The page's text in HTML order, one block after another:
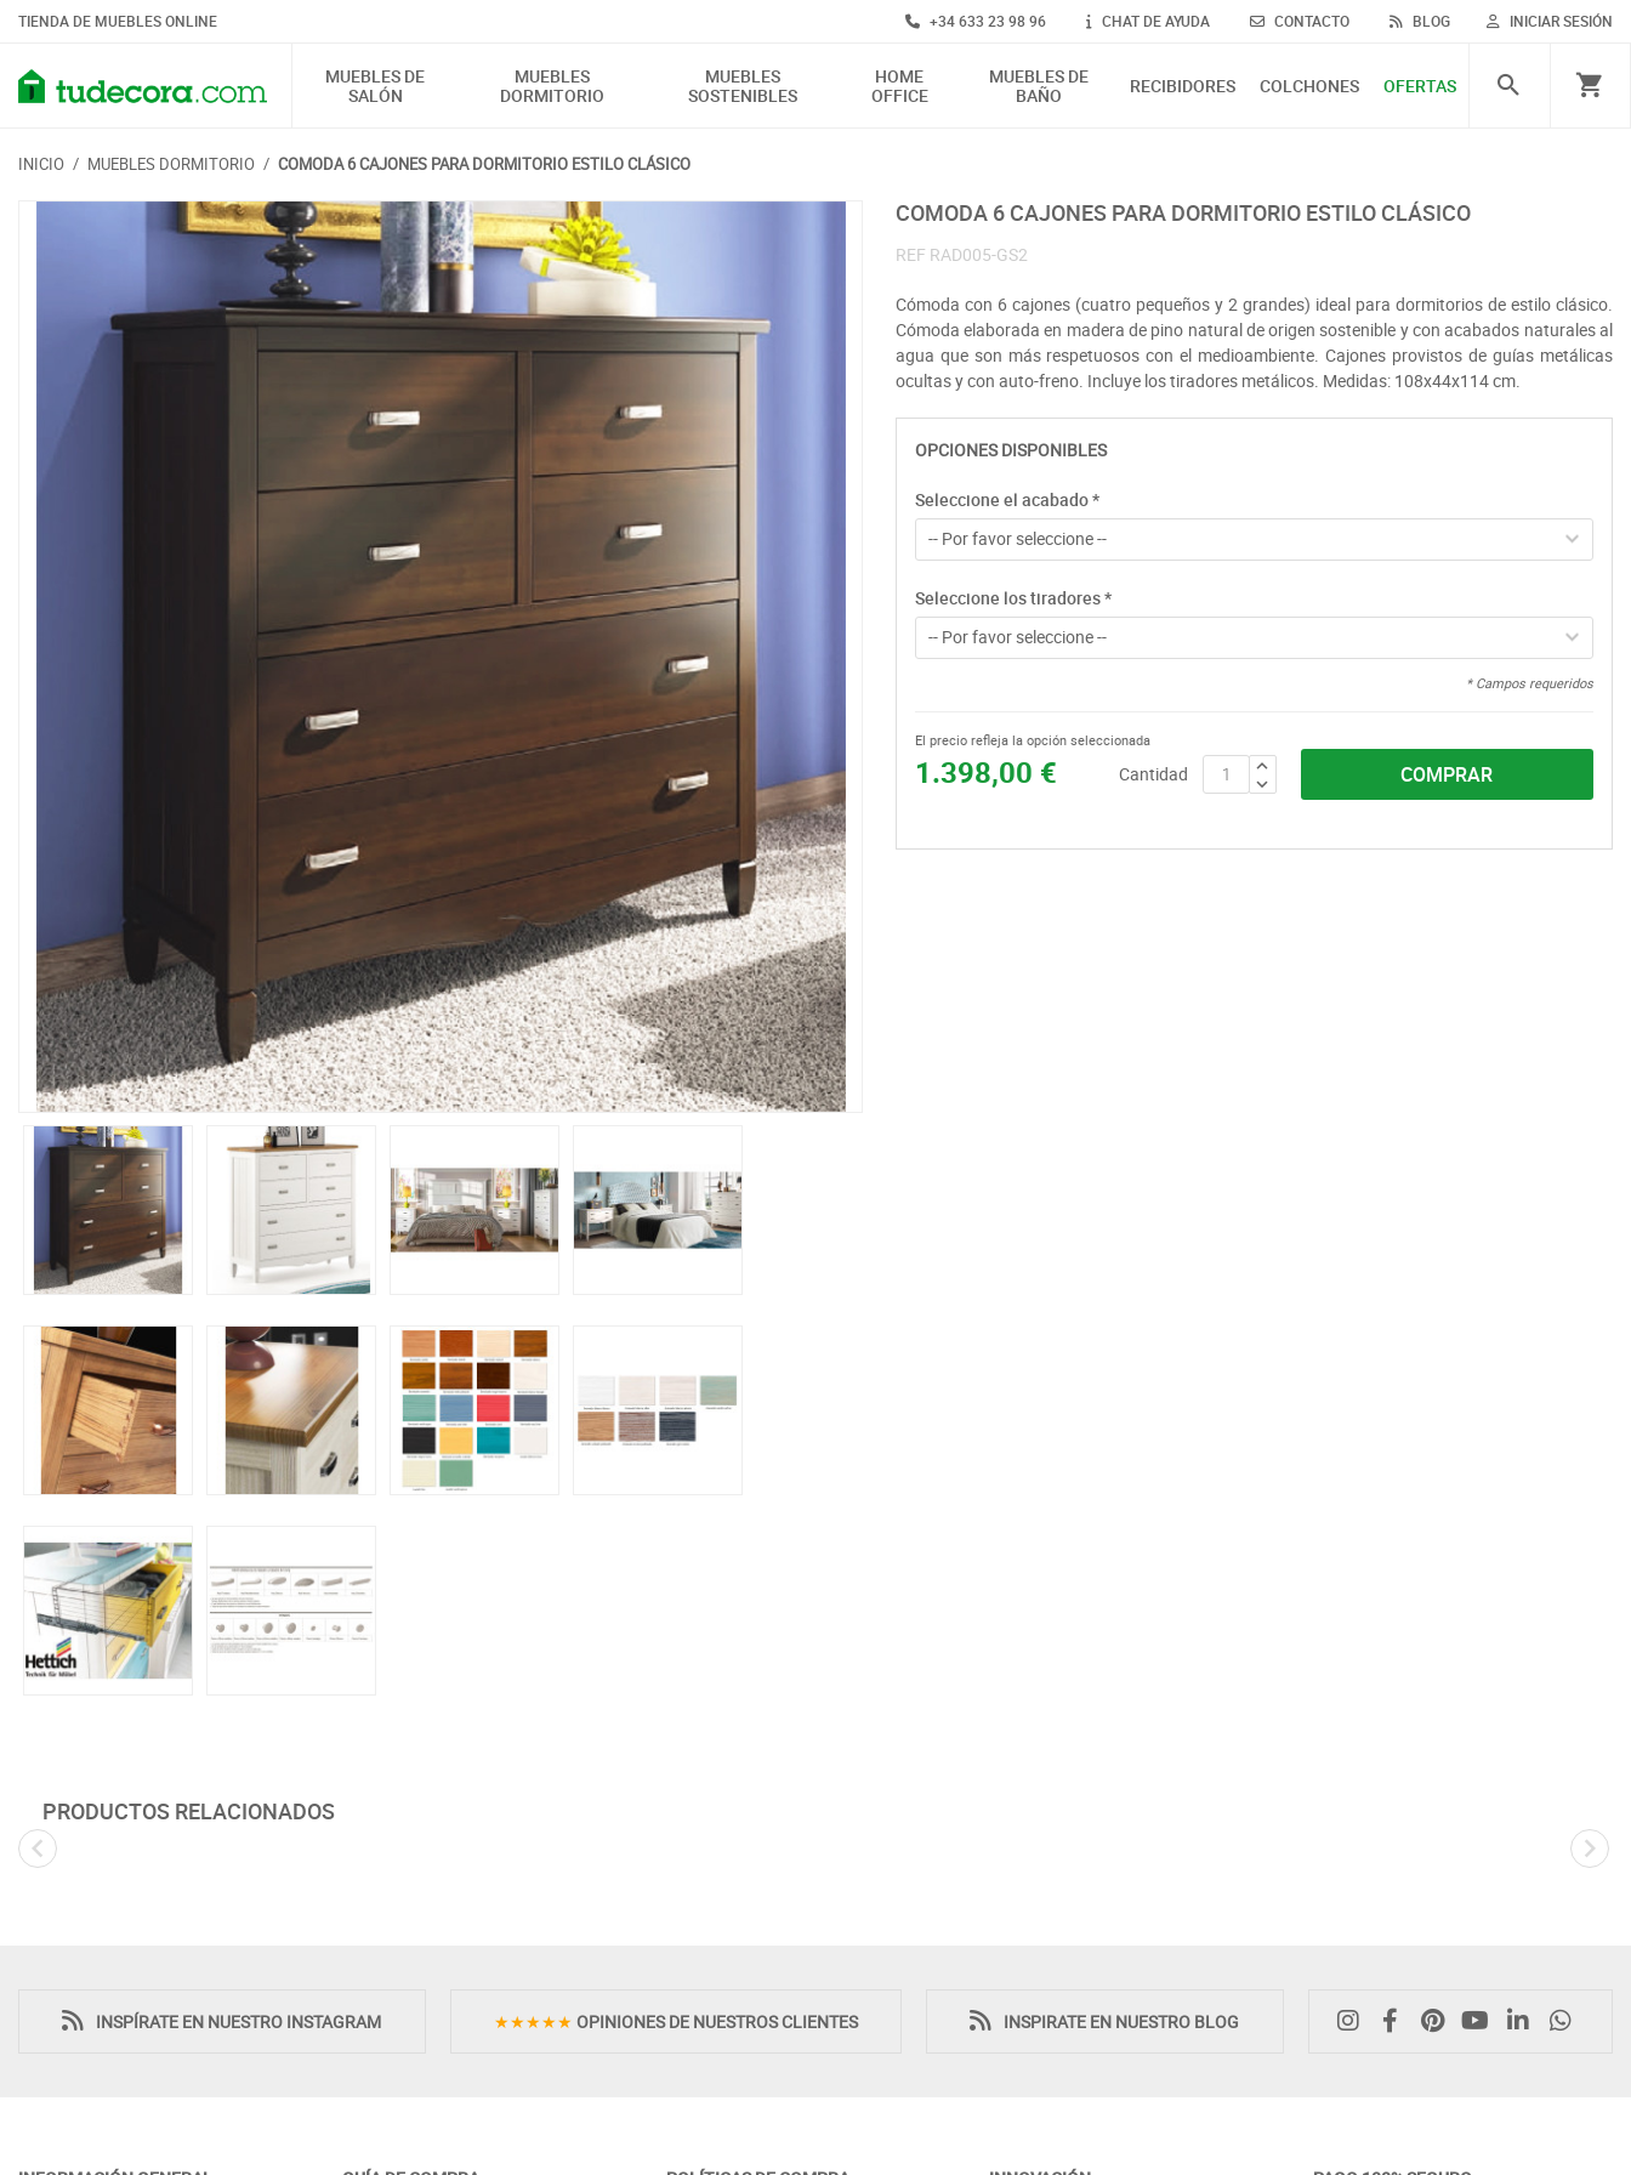
TIENDA DE MUEBLES ONLINE INICIAR SESIÓN
+34 633 23 98 96 CHAT DE AYUDA CONTACTO BLOG
MUEBLES DE
SALÓN
MUEBLES
DORMITORIO
MUEBLES
SOSTENIBLES
HOME
OFFICE
MUEBLES DE
BAÑO
RECIBIDORES COLCHONES OFERTAS
INICIO / MUEBLES DORMITORIO / COMODA 6 CAJONES PARA DORMITORIO ESTILO CLÁSICO
COMODA 6 CAJONES PARA DORMITORIO ESTILO CLÁSICO
REF RAD005-GS2
Cómoda con 6 cajones (cuatro pequeños y 2 grandes) ideal para dormitorios de estilo clásico.
Cómoda elaborada en madera de pino natural de origen sostenible y con acabados naturales al
agua que son más respetuosos con el medioambiente. Cajones provistos de guías metálicas
ocultas y con auto-freno. Incluye los tiradores metálicos. Medidas: 108x44x114 cm.
OPCIONES DISPONIBLES
Seleccione el acabado*
-- Por favor seleccione --
Seleccione los tiradores*
-- Por favor seleccione --
* Campos requeridos
1.398,00 €
El precio refleja la opción seleccionada
Cantidad COMPRAR
PRODUCTOS RELACIONADOS
INSPÍRATE EN NUESTRO INSTAGRAM ★★★★★ OPINIONES DE NUESTROS CLIENTES INSPIRATE EN NUESTRO BLOG